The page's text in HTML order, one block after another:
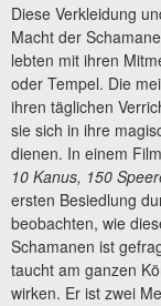
Diese Verkleidung
Macht der
lebten mit ihren
oder Tempel. Die
ihren täglichen
sie sich in ihre
dienen. In einem
10 Kanus, 150
ersten Besiedlung
beobachten, wie
Schamanen ist
taucht am ganzen
wirken. Er ist zwei